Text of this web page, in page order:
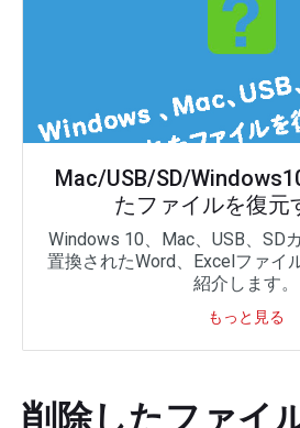
Mac/USB/SD/
たファイルを復元
Windows 10、Mac、USB、SD
置換されたWord、Excelファイ
紹介します。
もっと見る
削除したファイ